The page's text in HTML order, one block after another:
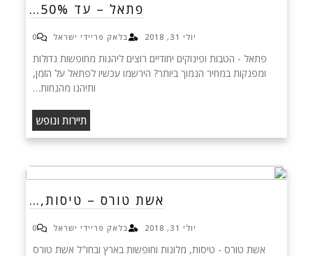
פתאל – עד 50%…
יולי 31, 2018 בלאק פריידי ישראל 0
פתאל - הטבות ופינוקים יחודיים רוצים ליהנות מחופשות גדולות
ומפנקות במחיר הנמוך ביותר? הירשמו עכשיו לפתאל על הזמן,
ותיהנו מהנחות…
תיירות ונופש
אשת טורס – טיסות,…
יולי 31, 2018 בלאק פריידי ישראל 0
אשת טורס - טיסות, מלונות וחופשות בארץ ובחו"ל אשת טורס